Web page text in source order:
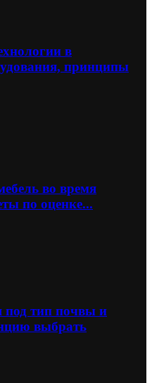
в
принципы
во время
по оценке...
под тип почвы и
выбрать